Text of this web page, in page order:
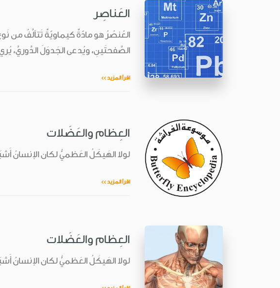
العَناصِر
الصَّفحتَينِ، ويُدعى الجَدوَلَ الدَّوريَّ،
اقرأ المزيد >>
العِظام والعَضَلات
لولا الهَيكَلُ العَظميُّ لكان
اقرأ المزيد >>
العِظام والعَضَلات
لولا الهَيكَلُ العَظميُّ لكان